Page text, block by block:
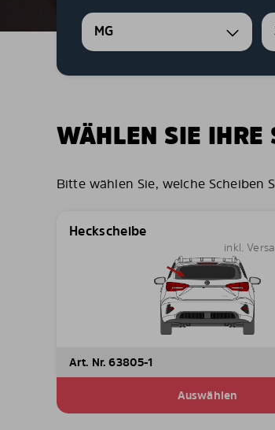
MG
WÄHLEN SIE IHRE
Bitte wählen Sie, welche Scheiben
Heckscheibe
inkl.
Art. Nr. 63805-1
Auswählen